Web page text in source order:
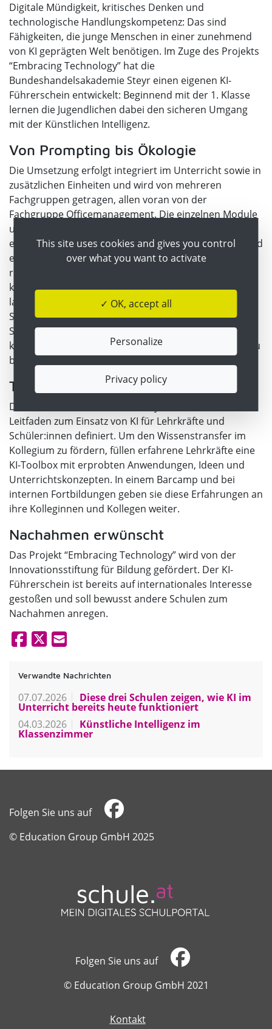
Digitale Mündigkeit, kritisches Denken und
technologische Handlungskompetenz: Das sind
Fähigkeiten, die junge Menschen in einer zunehmend
von KI geprägten Welt benötigen. Im Zuge des Projekts
“Embracing Technology” hat die
Bundeshandelsakademie Steyr einen eigenen KI-
Führerschein entwickelt: Beginnend mit der 1. Klasse
lernen die Jugendlichen dabei den sicheren Umgang
mit der Künstlichen Intelligenz.
Von Prompting bis Ökologie
Die Umsetzung erfolgt integriert im Unterricht sowie in
zusätzlichen Einheiten und wird von mehreren
Fachgruppen getragen, allen voran von der
Fachgruppe Officemanagement. Die einzelnen Module
umfassen Themen wie technische Grundlagen,
effizientes Prompting, verschiedene Anwendungen und
ethische Fragen. Geplant sind weitere Blöcke zu
rechtlichen und ökologischen Fragen oder dem
korrekten Einsatz in Unternehmen. Die Inhalte werden
laufend erweitert, um mit der rasanten Entwicklung
Schritt zu halten. Bei der Matura sollen die
Schülerinnen und Schüler ein Zertifikat erwerben
können, um ihre Kompetenz für Studium oder Beruf zu
belegen.
Toolbox mit erprobten Ideen
Darüber hinaus hat die HAK Steyr einen klaren
Leitfaden zum Einsatz von KI für Lehrkräfte und
Schüler:innen definiert. Um den Wissenstransfer im
Kollegium zu fördern, füllen erfahrene Lehrkräfte eine
KI-Toolbox mit erprobten Anwendungen, Ideen und
Unterrichtskonzepten. In einem Barcamp und bei
internen Fortbildungen geben sie diese Erfahrungen an
ihre Kolleginnen und Kollegen weiter.
Nachahmen erwünscht
Das Projekt “Embracing Technology” wird von der
Innovationsstiftung für Bildung gefördert. Der KI-
Führerschein ist bereits auf internationales Interesse
gestoßen und soll bewusst andere Schulen zum
Nachahmen anregen.
Verwandte Nachrichten
07.07.2026 Diese drei Schulen zeigen, wie KI im
Unterricht bereits heute funktioniert
04.03.2026
Künstliche Intelligenz im
Klassenzimmer
Folgen Sie uns auf
​​​​​​​© Education Group GmbH 2025
Folgen Sie uns auf
​​​​​​​© Education Group GmbH 2021
Kontakt
This site uses cookies and gives you control
over what you want to activate
✓ OK, accept all
Personalize
Privacy policy